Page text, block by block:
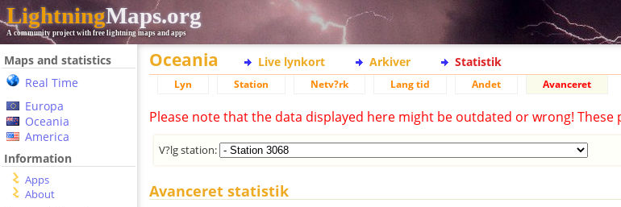
LightningMaps.org
A community project with free lightning maps and apps
Maps and statistics
Real Time
Europa
Oceania
America
Information
Apps
About
Oceania Live lynkort Arkiver Statistik
Lyn Station Netv?rk Lang tid Andet Avanceret
Please note that the data displayed here might be outdated or wrong!
V?lg station:
Avanceret statistik